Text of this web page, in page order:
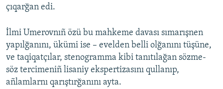
çıqarğan edi.
İlmi Umerovnıñ özü bu mahkeme davası sımarışnen
yapılğanını, ükümi ise – evelden belli olğanını tüşüne,
ve taqiqatçılar, stenogramma kibi tanıtılağan sözme-
söz tercimeniñ lisaniy ekspertizasını qullanıp,
añlamlarnı qarıştırğanını ayta.